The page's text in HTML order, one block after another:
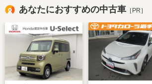
あなたにおすすめの中古車 ［PR］